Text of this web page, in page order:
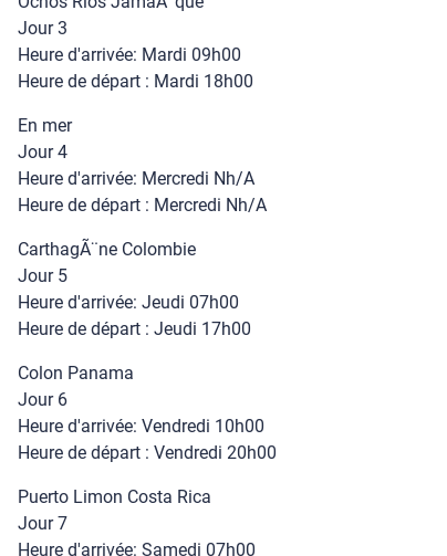
Jour 3
Heure d'arrivée: Mardi 09h00
Heure de départ : Mardi 18h00
En mer
Jour 4
Heure d'arrivée: Mercredi Nh/A
Heure de départ : Mercredi Nh/A
CarthagÃ¨ne Colombie
Jour 5
Heure d'arrivée: Jeudi 07h00
Heure de départ : Jeudi 17h00
Colon Panama
Jour 6
Heure d'arrivée: Vendredi 10h00
Heure de départ : Vendredi 20h00
Puerto Limon Costa Rica
Jour 7
Heure d'arrivée: Samedi 07h00